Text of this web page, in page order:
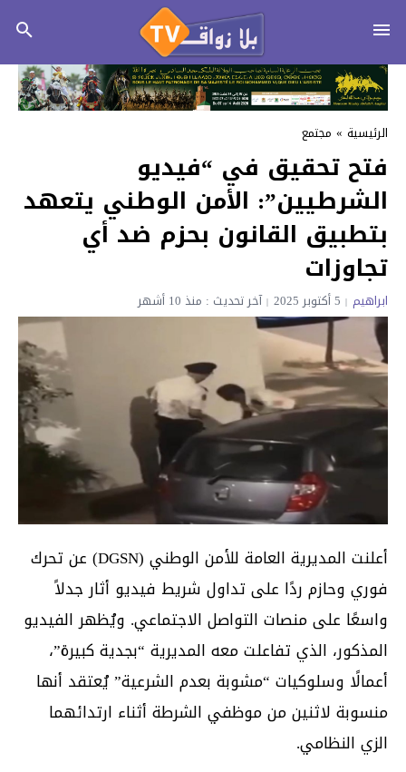
الرئيسية » مجتمع
فتح تحقيق في “فيديو
الشرطيين”: الأمن الوطني يتعهد
بتطبيق القانون بحزم ضد أي
تجاوزات
ابراهيم 5 أكتوبر 2025 آخر تحديث : منذ 10 أشهر
أعلنت المديرية العامة للأمن الوطني (DGSN) عن تحرك
فوري وحازم ردًا على تداول شريط فيديو أثار جدلاً
واسعًا على منصات التواصل الاجتماعي. ويُظهر الفيديو
المذكور، الذي تفاعلت معه المديرية “بجدية كبيرة”،
أعمالًا وسلوكيات “مشوبة بعدم الشرعية” يُعتقد أنها
منسوبة لاثنين من موظفي الشرطة أثناء ارتدائهما
الزي النظامي.